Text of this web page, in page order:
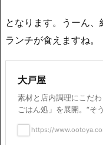
となります。うーん
ランチが食えますね。
大戸屋
素材と店内調理にこだ
ごはん処」を展開。“そ
https://